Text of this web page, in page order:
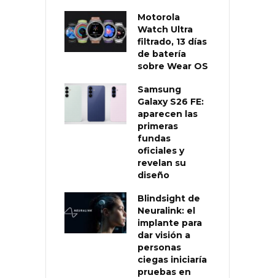
Motorola
Watch Ultra
filtrado, 13 días
de batería
sobre Wear OS
Samsung
Galaxy S26 FE:
aparecen las
primeras
fundas
oficiales y
revelan su
diseño
Blindsight de
Neuralink: el
implante para
dar visión a
personas
ciegas iniciaría
pruebas en